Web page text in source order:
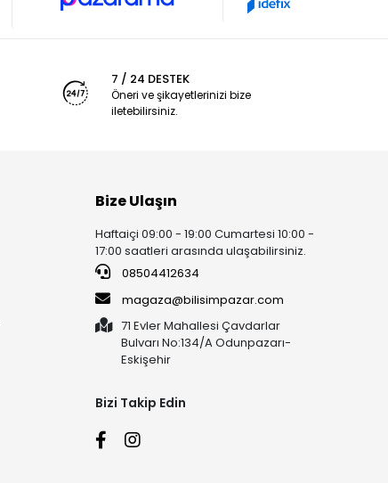
7 / 24 DESTEK
Öneri ve şikayetlerinizi bize
iletebilirsiniz.
Bize Ulaşın
Haftaiçi 09:00 - 19:00 Cumartesi 10:00 -
17:00 saatleri arasında ulaşabilirsiniz.
08504412634
magaza@bilisimpazar.com
71 Evler Mahallesi Çavdarlar
Bulvarı No:134/A Odunpazarı-
Eskişehir
Bizi Takip Edin